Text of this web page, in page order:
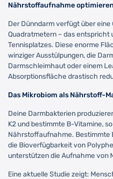
Nährstoffaufnahme optimieren
Der Dünndarm verfügt über
Quadratmetern – das entspricht
Tennisplatzes. Diese enorme
winziger Ausstülpungen, die
Darmschleimhaut oder einem
Absorptionsfläche drastisch
Das Mikrobiom als Nährstoff-
Deine Darmbakterien
K2 und bestimmte B-Vitamine,
Nährstoffaufnahme. Bestimmte
die Bioverfügbarkeit von
unterstützen die Aufnahme von
Eine aktuelle Studie zeigt: